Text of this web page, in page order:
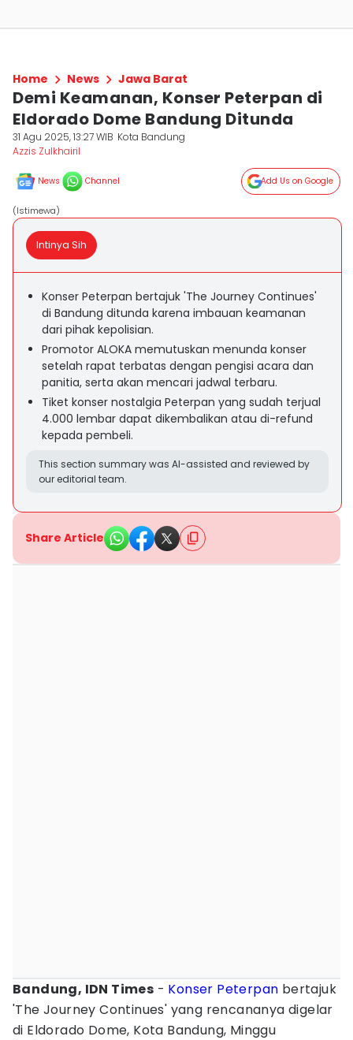
Home News Jawa Barat
Demi Keamanan, Konser Peterpan di
Eldorado Dome Bandung Ditunda
31 Agu 2025, 13:27 WIB Kota Bandung
Azzis Zulkhairil
News Channel Add Us on Google
(Istimewa)
Intinya Sih
Konser Peterpan bertajuk 'The Journey Continues'
di Bandung ditunda karena imbauan keamanan
dari pihak kepolisian.
Promotor ALOKA memutuskan menunda konser
setelah rapat terbatas dengan pengisi acara dan
panitia, serta akan mencari jadwal terbaru.
Tiket konser nostalgia Peterpan yang sudah terjual
4.000 lembar dapat dikembalikan atau di-refund
kepada pembeli.
This section summary was AI-assisted and reviewed by
our editorial team.
Share Article
Bandung, IDN Times - Konser Peterpan bertajuk
'The Journey Continues' yang rencananya digelar
di Eldorado Dome, Kota Bandung, Minggu